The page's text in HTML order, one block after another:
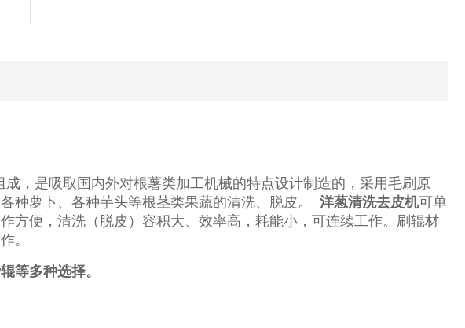
，是吸取国内外对根薯类加工机械的特点设计制造的，采用毛刷原
种萝卜、各种芋头等根茎类果蔬的清洗、脱皮。 洋葱清洗去皮机可单
方便，清洗（脱皮）容积大、效率高，耗能小，可连续工作。刷辊材
。
等多种选择。